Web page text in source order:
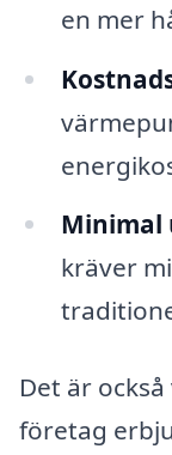
en mer
Minimal
kräver
Det är
företag